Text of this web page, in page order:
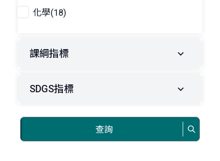
化學(18)
課綱指標
SDGS指標
查詢